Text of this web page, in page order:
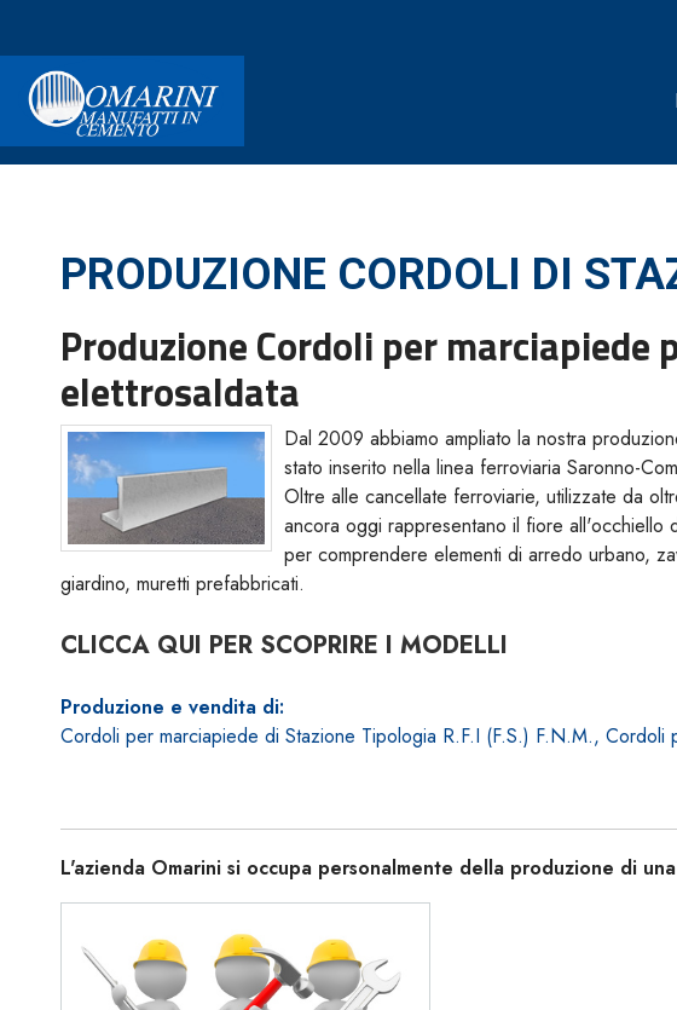
PRODUZIONE CORDOLI DI
Produzione Cordoli per
elettrosaldata
Dal 2009 abbiamo ampliato la nostra
stato inserito nella linea ferroviaria Saronno-
Oltre alle cancellate ferroviarie, utilizzate da
ancora oggi rappresentano il fiore all'occhiello
per comprendere elementi di arredo urbano,
giardino, muretti prefabbricati.
CLICCA QUI PER SCOPRIRE I MODELLI
Produzione e vendita di:
Cordoli per marciapiede di Stazione Tipologia R.F.I (F.S.) F.N.M.,
L'azienda Omarini si occupa personalmente della produzione di